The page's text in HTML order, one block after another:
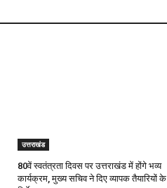
उत्तराखंड
80वें स्वतंत्रता दिवस पर उत्तराखंड में होंगे भव्य
कार्यक्रम, मुख्य सचिव ने दिए व्यापक तैयारियों के